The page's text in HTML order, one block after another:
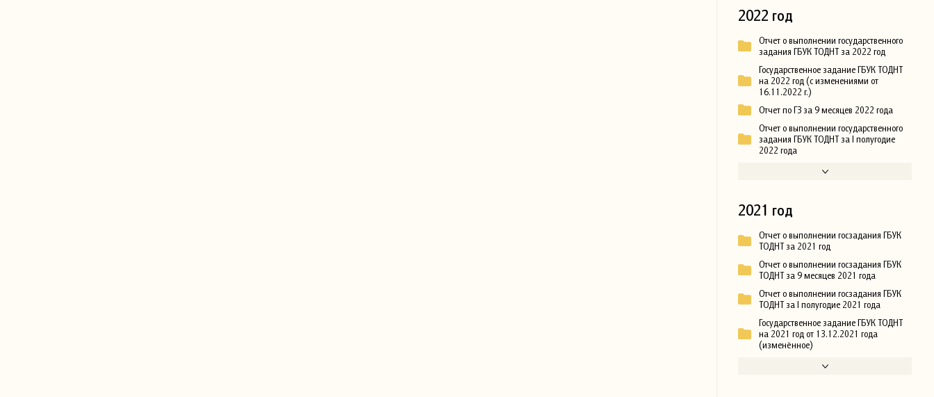
2022 год
Отчет о выполнении государственного
задания ГБУК ТОДНТ за 2022 год
Государственное задание ГБУК ТОДНТ
на 2022 год (с изменениями от
16.11.2022 г.)
Отчет по ГЗ за 9 месяцев 2022 года
Отчет о выполнении государственного
задания ГБУК ТОДНТ за I полугодие
2022 года
2021 год
Отчет о выполнении госзадания ГБУК
ТОДНТ за 2021 год
Отчет о выполнении госзадания ГБУК
ТОДНТ за 9 месяцев 2021 года
Отчет о выполнении госзадания ГБУК
ТОДНТ за I полугодие 2021 года
Государственное задание ГБУК ТОДНТ
на 2021 год от 13.12.2021 года
(изменённое)